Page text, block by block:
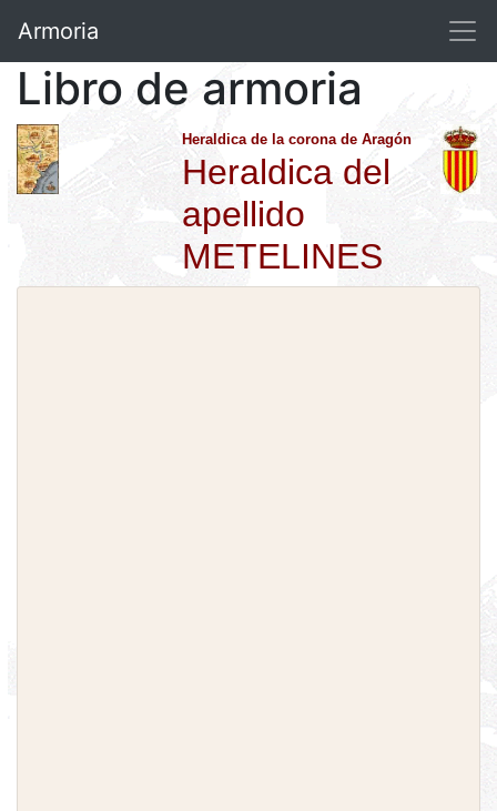
Armoria
Libro de armoria
Heraldica de la corona de Aragón
Heraldica del
apellido
METELINES